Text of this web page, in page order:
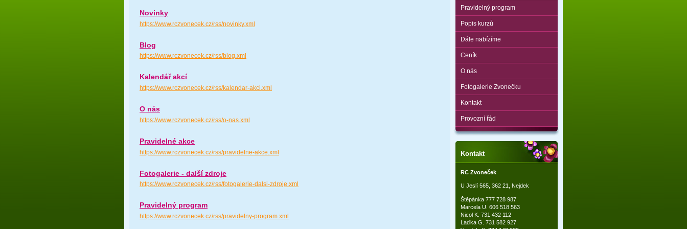
Novinky
https://www.rczvonecek.cz/rss/novinky.xml
Blog
https://www.rczvonecek.cz/rss/blog.xml
Kalendář akcí
https://www.rczvonecek.cz/rss/kalendar-akci.xml
O nás
https://www.rczvonecek.cz/rss/o-nas.xml
Pravidelné akce
https://www.rczvonecek.cz/rss/pravidelne-akce.xml
Fotogalerie - další zdroje
https://www.rczvonecek.cz/rss/fotogalerie-dalsi-zdroje.xml
Pravidelný program
https://www.rczvonecek.cz/rss/pravidelny-program.xml
Pravidelný program
Popis kurzů
Dále nabízíme
Ceník
O nás
Fotogalerie Zvonečku
Kontakt
Provozní řád
Kontakt
RC Zvoneček
U Jeslí 565, 362 21, Nejdek
Štěpánka 777 728 987
Marcela U. 606 518 563
Nicol K. 731 432 112
Laďka G. 731 582 927